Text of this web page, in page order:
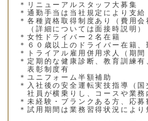
＊リニューアルスタッフ大募集
＊通勤手当は当社規定により支給
＊各種資格取得制度あり（費用会
（詳細については面接時説明）
＊女性ドライバー２名在籍
＊６０歳以上のドライバー在籍
＊トライアル雇用併用求人（期間
＊定期的な健康診断、教育訓練
表彰制度有
＊ユニフォーム半額補助
＊入社後の安全運転実技指導（
社員が横乗りし、コースや業務
＊未経験・ブランクある方、応募
＊試用期間は業務習得状況により